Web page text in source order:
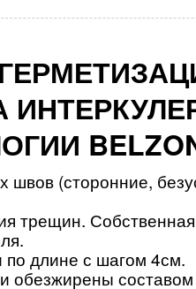
швов (сторонние,
трещин. Собственная
длине с шагом 4см.
обезжирены